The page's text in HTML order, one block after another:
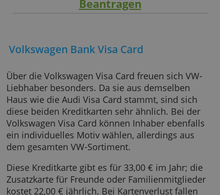
Volkswagen Bank Visa Card
Über die Volkswagen Visa Card freuen sich
Liebhaber besonders. Da sie aus demselben
Haus wie die Audi Visa Card stammt, sind
diese beiden Kreditkarten sehr ähnlich. Bei
Volkswagen Visa Card können Inhaber
ein individuelles Motiv wählen, allerdings
dem gesamten VW-Sortiment.